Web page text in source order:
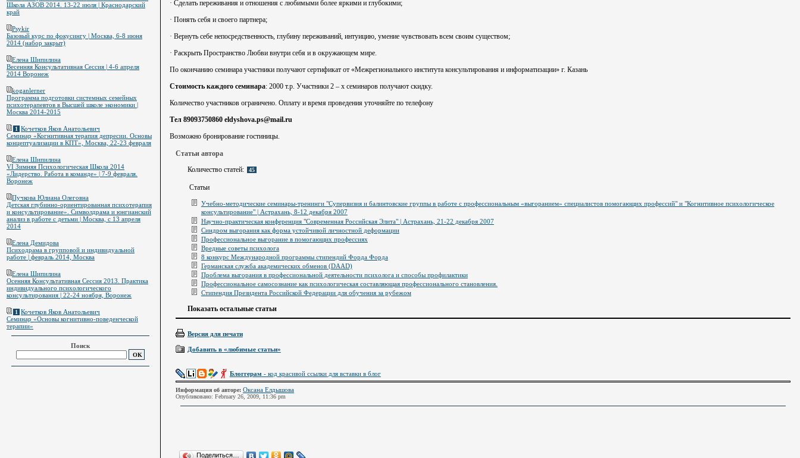
· Сделать переживания и отношения с любимыми более яркими и глубокими;
· Понять себя и своего партнера;
· Вернуть себе непосредственность, глубину переживаний, интуицию, умение чувствовать всем своим существом;
· Раскрыть Пространство Любви внутри себя и в окружающем мире.
По окончанию семинара участники получают сертификат от «Межрегионального института консультирования и информатизации» г. Казань
Стоимость каждого семинара: 2000 т.р. Участники 2 – х семинаров получают скидку.
Количество участников ограничено. Оплату и время проведения уточняйте по телефону
Тел 89093750860 eldyshova.ps@mail.ru
Возможно бронирование гостиницы.
Статьи автора
Количество статей:
45
Статьи
Учебно-методические семинары-тренинги "Супервизия и балинтовские группы в работе с профессиональным «выгоранием» специалистов помогающих профессий" и "Когнитивное психологическое
консультирование" | Астрахань, 8-12 декабря 2007
Научно-практическая конференция "Современная Российская Элита" | Астрахань, 21-22 декабря 2007
Синдром выгорания как форма устойчивой личностной деформации
Профессиональное выгорание в помогающих профессиях
Вредные советы психолога
8 конкурс Международной программы стипендий Форда Форда
Германская служба академических обменов (DAAD)
Проблема выгорания в профессиональной деятельности психолога и способы профилактики
Профессиональное самосознание как психологическая составляющая профессионального становления.
Стипендия Президента Российской Федерации для обучения за рубежом
Показать остальные статьи
Версия для печати
Добавить в «любимые статьи»
Блоггерам - код красивой ссылки для вставки в блог
Информация об авторе: Оксана Елдышова
Опубликовано: February 26, 2009, 11:36 pm
Поделиться…
Школа АЗОВ 2014. 13-22 июля | Краснодарский
край
Psykir
Базовый курс по фокусингу | Москва, 6-8 июня
2014 (набор закрыт)
Елена Шипилина
Весенняя Консультативная Сессия | 4-6 апреля
2014 Воронеж
koganlerner
Программа подготовки системных семейных
психотерапевтов в Высшей школе экономики |
Москва 2014-2015
1 Кочетков Яков Анатольевич
Семинар «Когнитивная терапия депресии. Основы
концептуализации в КПТ», Москва, 22-23 февраля
Елена Шипилина
VI Зимняя Психологическая Школа 2014
«Лидерство. Работа в команде» | 7-9 февраля.
Воронеж
Пучкова Юлиана Олеговна
Детская глубинно-ориентированная психотерапия
и консультирование». Символдрама и юнгианский
анализ в работе с детьми | Москва, с 13 апреля
2014
Елена Демидова
Психодрама в групповой и индивидуальной
работе | февраль 2014, Москва
Елена Шипилина
Осенняя Консультативная Сессия 2013. Практика
индивидуального психологического
консультирования | 22-24 ноября, Воронеж
1 Кочетков Яков Анатольевич
Семинар «Основы когнитивно-поведенческой
терапии»
Поиск